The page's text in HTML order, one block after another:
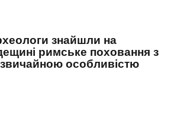
знайшли на
римське поховання з
особливістю